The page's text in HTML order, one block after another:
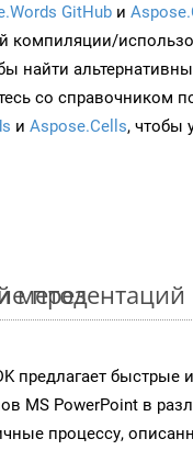
GitHub и
компиляции/
найти
со справочником
и Aspose.Cells, чтобы
метод
предлагает быстрые
MS PowerPoint в
процессу,